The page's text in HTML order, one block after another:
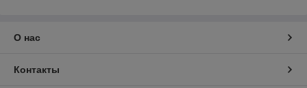
О нас
Контакты